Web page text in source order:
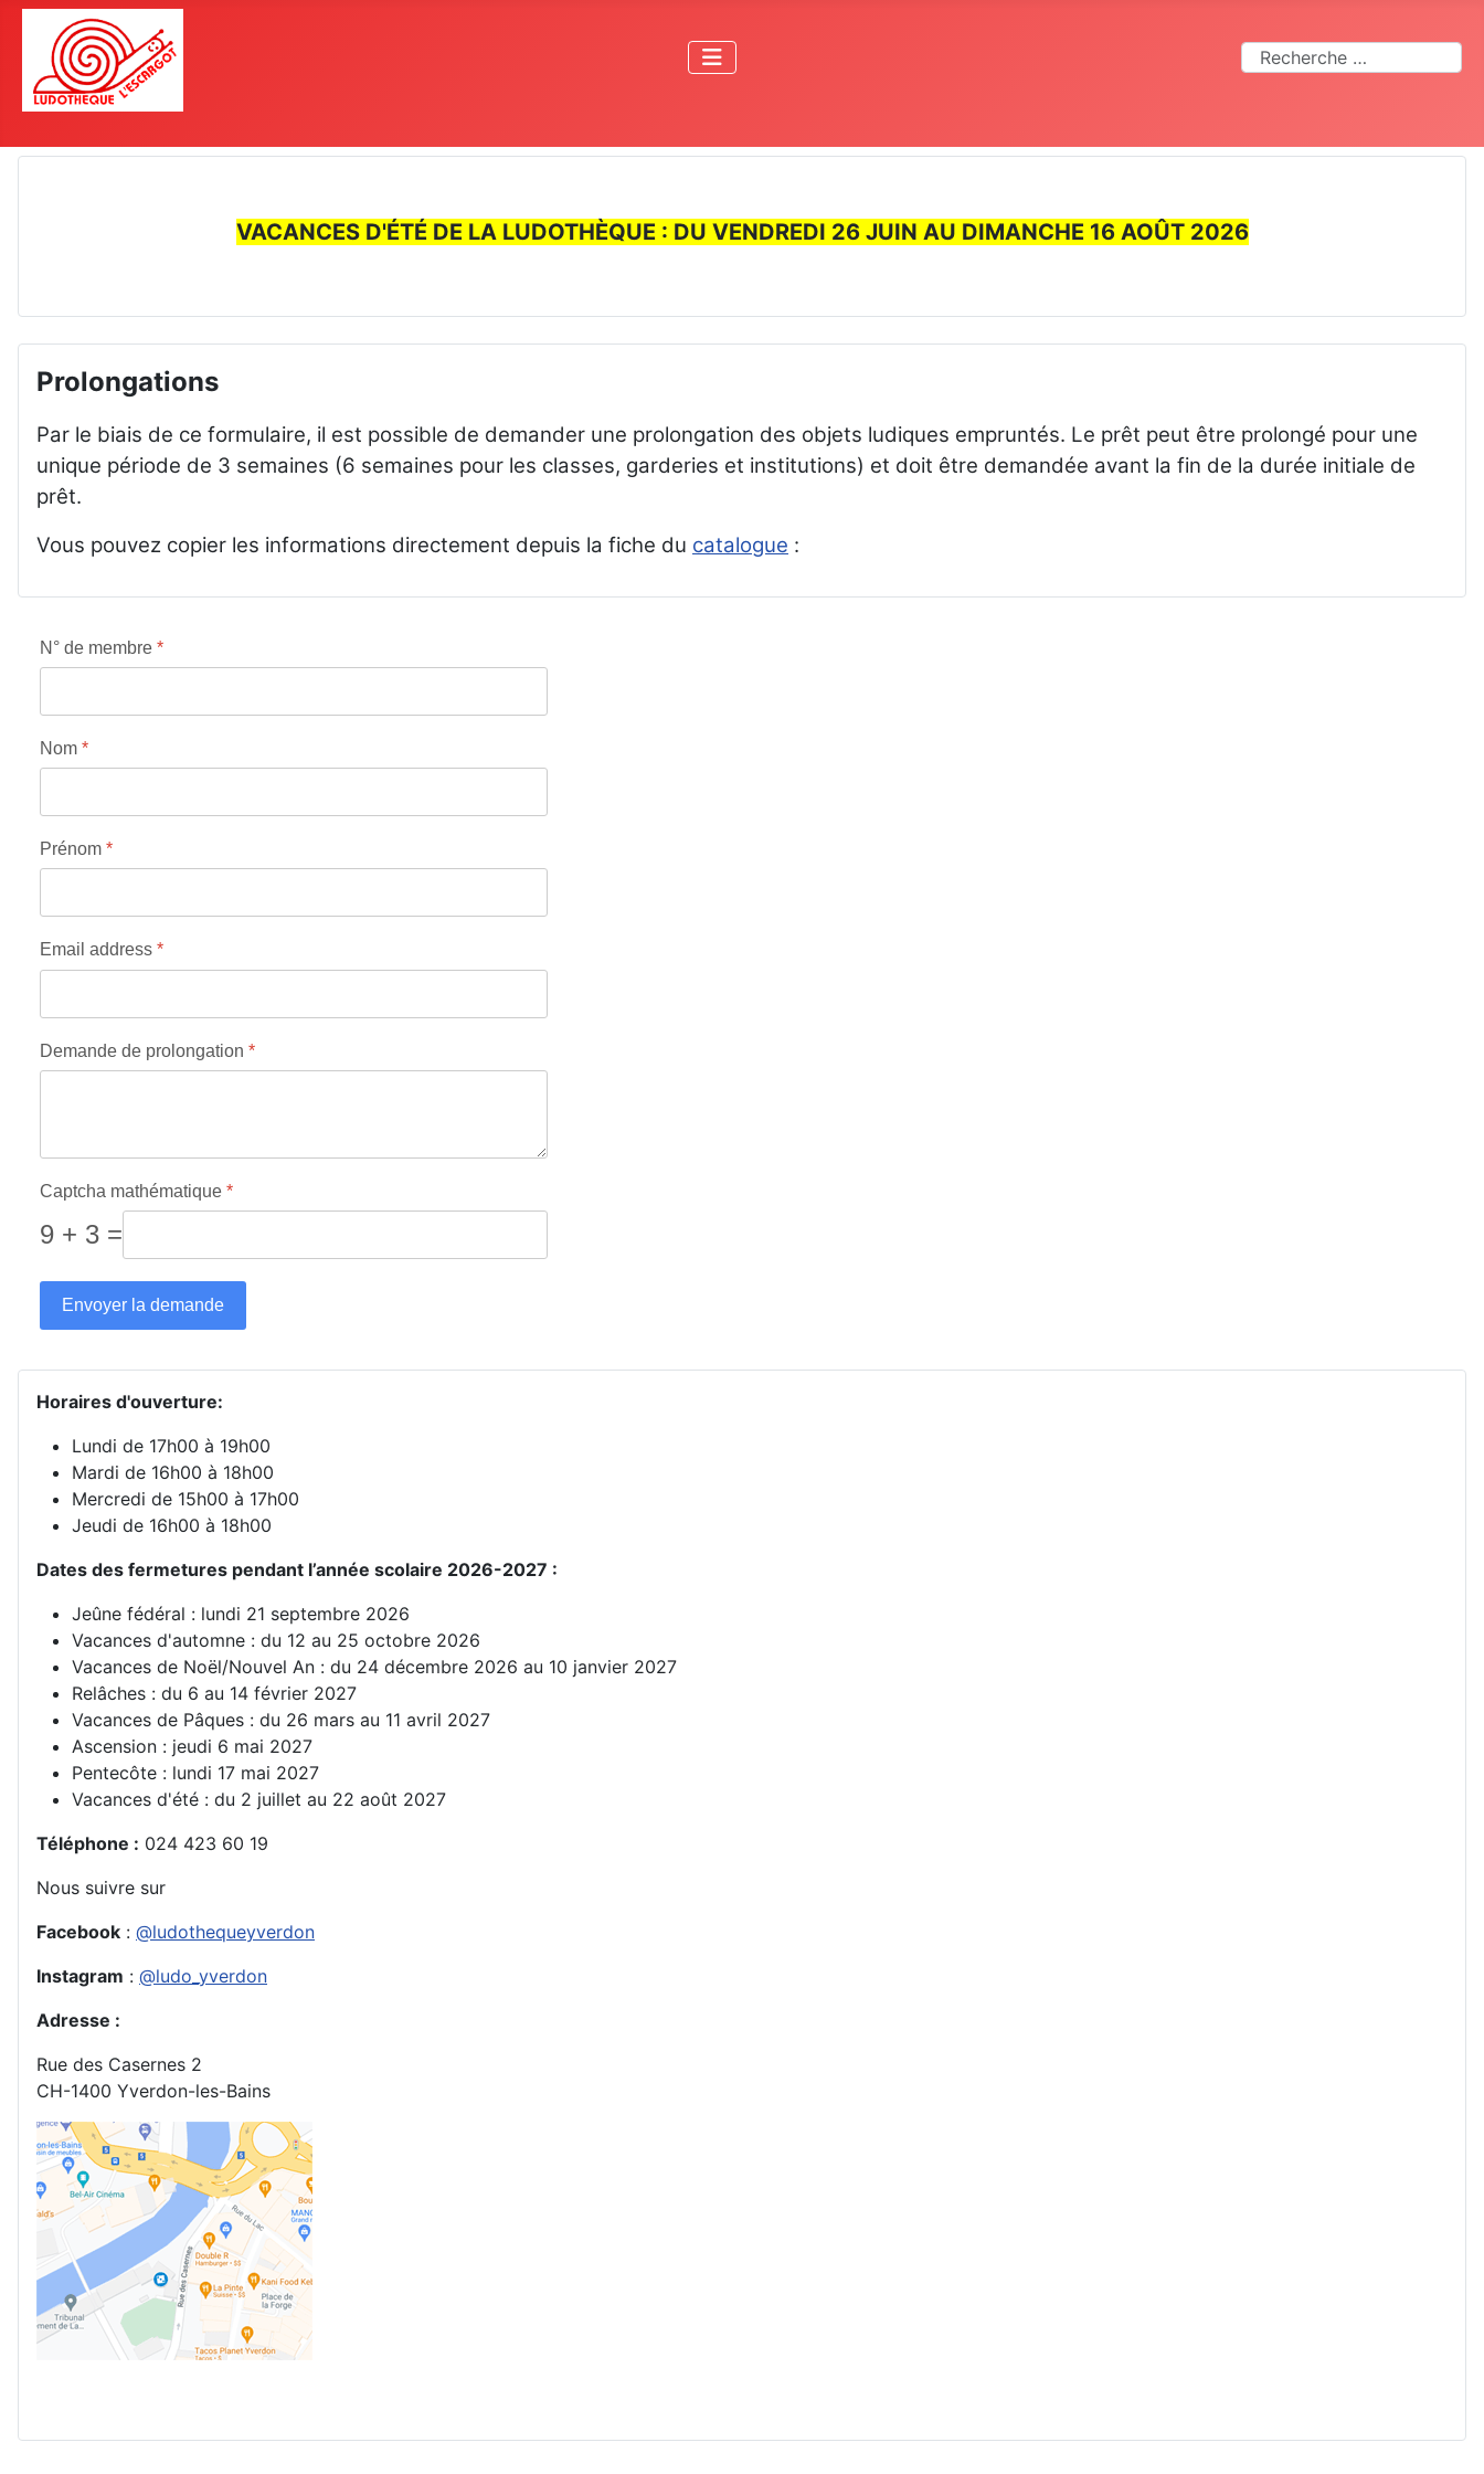
VACANCES D'ÉTÉ DE LA LUDOTHÈQUE : DU VENDREDI 26 JUIN AU DIMANCHE 16 AOÛT 2026
Prolongations
Par le biais de ce formulaire, il est possible de demander une prolongation des objets ludiques empruntés. Le prêt peut être prolongé pour une
unique période de 3 semaines (6 semaines pour les classes, garderies et institutions) et doit être demandée avant la fin de la durée initiale de
prêt.
Vous pouvez copier les informations directement depuis la fiche du catalogue :
N° de membre *
Nom *
Prénom *
Email address *
Demande de prolongation *
Captcha mathématique *
9 + 3 =
Envoyer la demande
Horaires d'ouverture:
Lundi de 17h00 à 19h00
Mardi de 16h00 à 18h00
Mercredi de 15h00 à 17h00
Jeudi de 16h00 à 18h00
Dates des fermetures pendant l’année scolaire 2026-2027 :
Jeûne fédéral : lundi 21 septembre 2026
Vacances d'automne : du 12 au 25 octobre 2026
Vacances de Noël/Nouvel An : du 24 décembre 2026 au 10 janvier 2027
Relâches : du 6 au 14 février 2027
Vacances de Pâques : du 26 mars au 11 avril 2027
Ascension : jeudi 6 mai 2027
Pentecôte : lundi 17 mai 2027
Vacances d'été : du 2 juillet au 22 août 2027
Téléphone : 024 423 60 19
Nous suivre sur
Facebook : @ludothequeyverdon
Instagram : @ludo_yverdon
Adresse :
Rue des Casernes 2
CH-1400 Yverdon-les-Bains